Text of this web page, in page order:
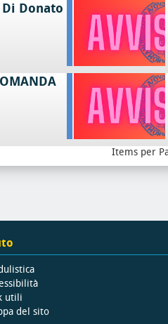
Donato
Items per
utili
del sito